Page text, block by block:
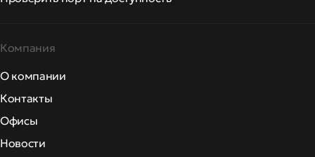
Компания
О компании
Контакты
Офисы
Новости